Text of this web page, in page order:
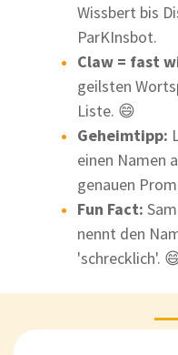
Wissbert bis
ParKInsbot.
Claw = fast
geilsten
Liste. 😄
Geheimtipp:
einen Namen
genauen
Fun Fact:
nennt den
'schrecklich'.